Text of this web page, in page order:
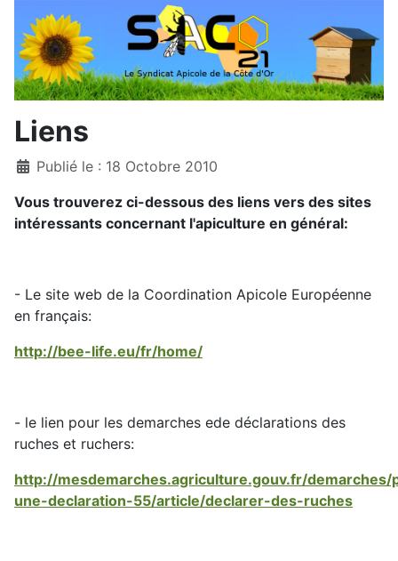
Liens
DétailsPublié le : 18 Octobre 2010
Vous trouverez ci-dessous des liens vers des sites
intéressants concernant l'apiculture en général:
- Le site web de la Coordination Apicole Européenne
en français:
http://bee-life.eu/fr/home/
- le lien pour les demarches ede déclarations des
ruches et ruchers:
http://mesdemarches.agriculture.gouv.fr/
une-declaration-55/article/declarer-des-ruches